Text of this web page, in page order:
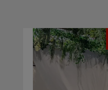
Daybed
Manhattan